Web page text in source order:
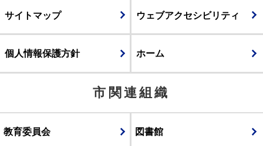
サイトマップ ウェブアクセシビリティ
個人情報保護方針 ホーム
市関連組織
教育委員会 図書館